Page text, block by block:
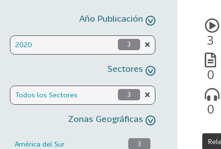
Año Publicación
2020 3
Sectores
Todos los Sectores 3
Zonas Geográficas
América del Sur 3
3
0
0